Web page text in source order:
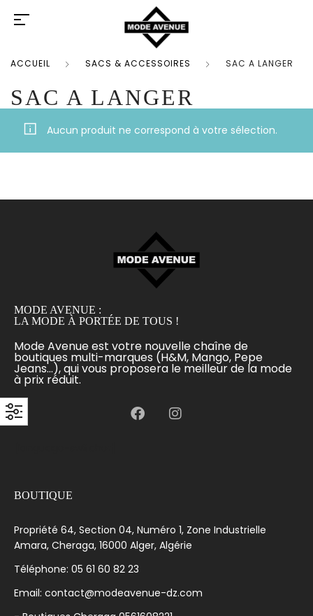
ACCUEIL SACS & ACCESSOIRES SAC A LANGER
SAC A LANGER
Aucun produit ne correspond à votre sélection.
MODE AVENUE :
LA MODE À PORTÉE DE TOUS !
Mode Avenue est votre nouvelle chaîne de
boutiques multi-marques (H&M, Mango, Pepe
Jeans...), qui vous proposera le meilleur de la mode
à prix réduit.
BOUTIQUE
Propriété 64, Section 04, Numéro 1, Zone Industrielle
Amara, Cheraga, 16000 Alger, Algérie
Téléphone: 05 61 60 82 23
Email: contact@modeavenue-dz.com